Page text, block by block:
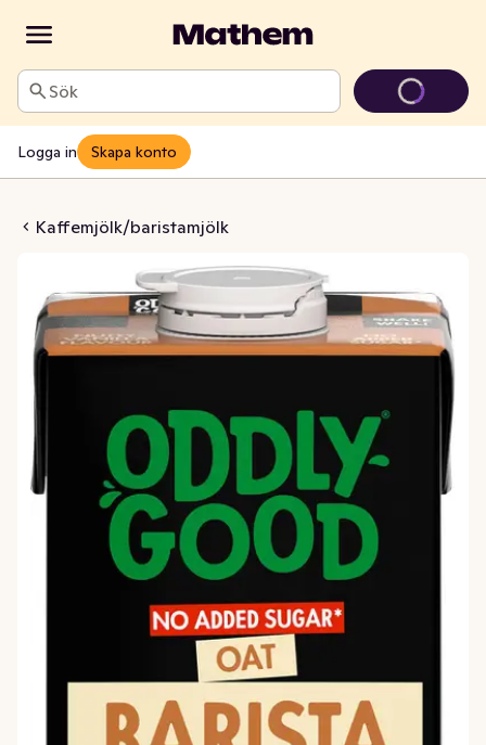
Sök
Logga in Skapa konto
Kaffemjölk/baristamjölk
Glutenfri 3%